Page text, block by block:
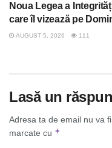
Noua Legea a
care îl vizează pe
AUGUST 5, 2026 111
Lasă un
Adresa ta de email nu va
marcate cu *